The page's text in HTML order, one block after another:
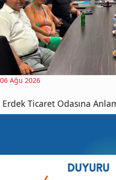
06 Ağu 2026
Erdek Ticaret Odasına